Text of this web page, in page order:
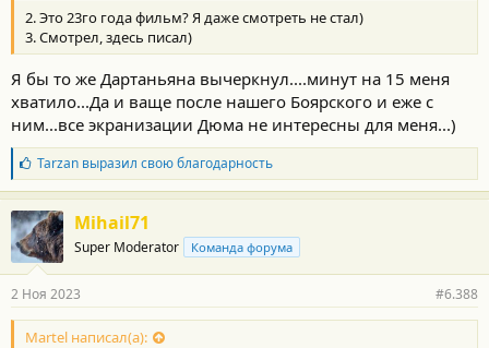
и
:
2. Это 23го года фильм? Я даже смотреть не стал)
3. Смотрел, здесь писал)
Я бы то же Дартаньяна вычеркнул....минут на 15 меня
хватило...Да и ваще после нашего Боярского и еже с
ним...все экранизации Дюма не интересны для меня...)
Б
л
а
г
о
д
а
н
о
с
Tarzanвыразил свою благодарность
Mihail71
Super Moderator Команда форума
2 Ноя 2023 #6.388
Martel написал(а):